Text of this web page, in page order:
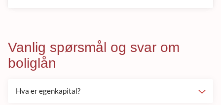
Vanlig spørsmål og svar om
boliglån
Hva er egenkapital?